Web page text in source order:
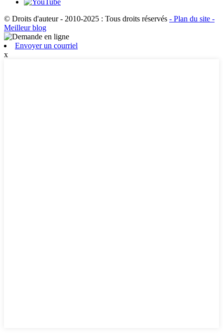
© Droits d'auteur - 2010-2025 : Tous droits réservés - Plan du site -
Meilleur blog
Envoyer un courriel
x